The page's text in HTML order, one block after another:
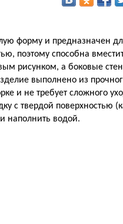
форму и предназначен
поэтому способна
рисунком, а боковые
выполнено из
и не требует сложного
с твердой поверхностью
наполнить водой.